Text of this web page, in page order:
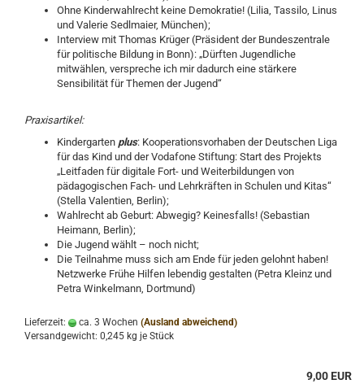
Ohne Kinderwahlrecht keine Demokratie! (Lilia, Tassilo, Linus
und Valerie Sedlmaier, München);
Interview mit Thomas Krüger (Präsident der Bundeszentrale
für politische Bildung in Bonn): „Dürften Jugendliche
mitwählen, verspreche ich mir dadurch eine stärkere
Sensibilität für Themen der Jugend“
Praxisartikel:
Kindergarten plus: Kooperationsvorhaben der Deutschen Liga
für das Kind und der Vodafone Stiftung: Start des Projekts
„Leitfaden für digitale Fort- und Weiterbildungen von
pädagogischen Fach- und Lehrkräften in Schulen und Kitas“
(Stella Valentien, Berlin);
Wahlrecht ab Geburt: Abwegig? Keinesfalls! (Sebastian
Heimann, Berlin);
Die Jugend wählt – noch nicht;
Die Teilnahme muss sich am Ende für jeden gelohnt haben!
Netzwerke Frühe Hilfen lebendig gestalten (Petra Kleinz und
Petra Winkelmann, Dortmund)
Lieferzeit: ca. 3 Wochen (Ausland abweichend)
Versandgewicht: 0,245 kg je Stück
9,00 EUR